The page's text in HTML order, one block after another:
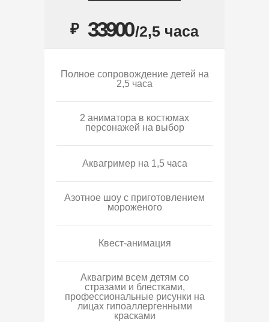
₽ 33900/2,5 часа
Полное сопровождение детей на
2,5 часа
2 аниматора в костюмах
персонажей на выбор
Аквагример на 1,5 часа
Азотное шоу с приготовлением
мороженого
Квест-анимация
Аквагрим всем детям со
стразами и блестками,
профессиональные рисунки на
лицах гипоаллергенными
красками